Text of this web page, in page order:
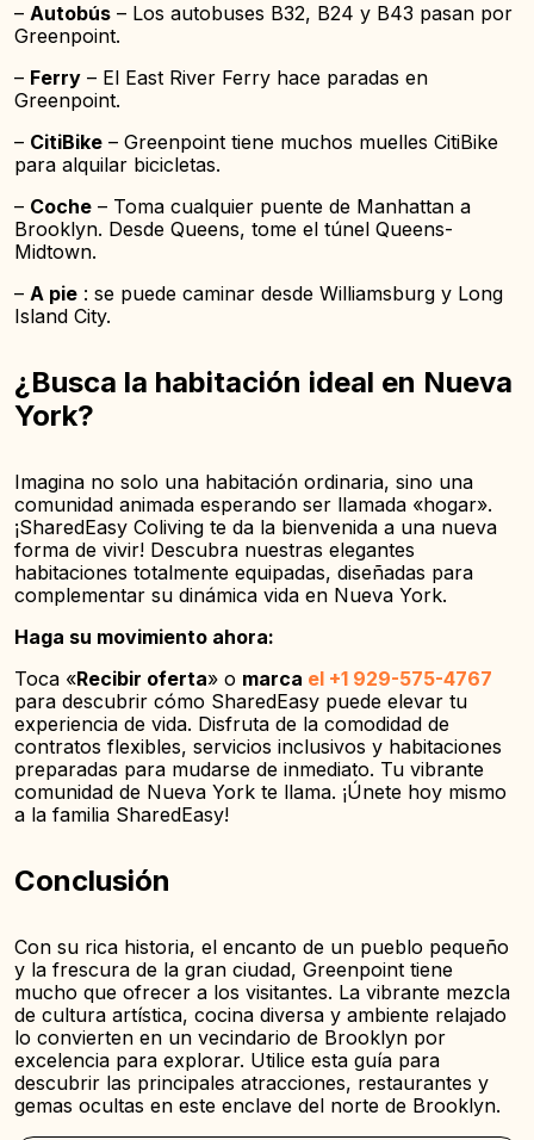
– Autobús – Los autobuses B32, B24 y B43 pasan por
Greenpoint.
– Ferry – El East River Ferry hace paradas en
Greenpoint.
– CitiBike – Greenpoint tiene muchos muelles CitiBike
para alquilar bicicletas.
– Coche – Toma cualquier puente de Manhattan a
Brooklyn. Desde Queens, tome el túnel Queens-
Midtown.
– A pie : se puede caminar desde Williamsburg y Long
Island City.
¿Busca la habitación ideal en Nueva
York?
Imagina no solo una habitación ordinaria, sino una
comunidad animada esperando ser llamada «hogar».
¡SharedEasy Coliving te da la bienvenida a una nueva
forma de vivir! Descubra nuestras elegantes
habitaciones totalmente equipadas, diseñadas para
complementar su dinámica vida en Nueva York.
Haga su movimiento ahora:
Toca «Recibir oferta» o marca el +1 929-575-4767
para descubrir cómo SharedEasy puede elevar tu
experiencia de vida. Disfruta de la comodidad de
contratos flexibles, servicios inclusivos y habitaciones
preparadas para mudarse de inmediato. Tu vibrante
comunidad de Nueva York te llama. ¡Únete hoy mismo
a la familia SharedEasy!
Conclusión
Con su rica historia, el encanto de un pueblo pequeño
y la frescura de la gran ciudad, Greenpoint tiene
mucho que ofrecer a los visitantes. La vibrante mezcla
de cultura artística, cocina diversa y ambiente relajado
lo convierten en un vecindario de Brooklyn por
excelencia para explorar. Utilice esta guía para
descubrir las principales atracciones, restaurantes y
gemas ocultas en este enclave del norte de Brooklyn.